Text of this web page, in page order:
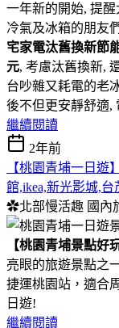
一年新的開始, 提
冷氣及冰箱的朋友
宅家電汰舊換新節
元, 考慮汰舊換新,
台吵雜又耗電的老
後不但更安靜舒適,
繼續閱讀
2年前
【桃園青埔一日遊
館,ikea,新光影城,
✿北部慢活趣 國內
【桃園青埔景點好
亮眼的旅遊景點之
捷運桃園站，適合
日遊!
繼續閱讀